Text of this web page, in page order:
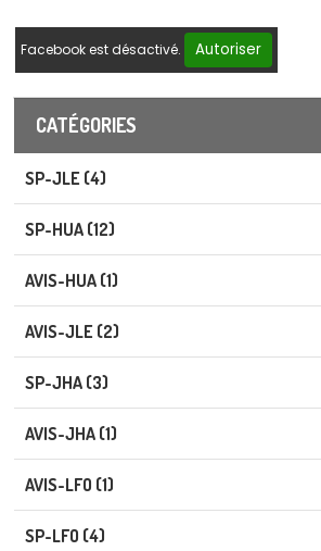
Facebook est désactivé. Autoriser
CATÉGORIES
SP-JLE (4)
SP-HUA (12)
AVIS-HUA (1)
AVIS-JLE (2)
SP-JHA (3)
AVIS-JHA (1)
AVIS-LFO (1)
SP-LFO (4)